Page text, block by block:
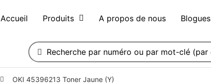
Accueil Produits A propos de nous Blogues
OKI 45396213 Toner Jaune (Y)